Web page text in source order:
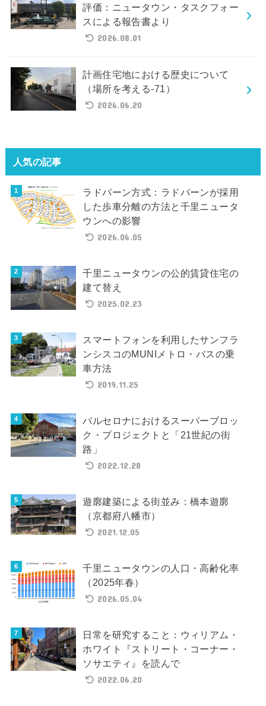
評価：ニュータウン・タスクフォー
スによる報告書より
2026.08.01
計画住宅地における歴史について
（場所を考える-71）
2026.06.20
人気の記事
ラドバーン方式：ラドバーンが採用
した歩車分離の方法と千里ニュータ
ウンへの影響
2026.06.05
千里ニュータウンの公的賃貸住宅の
建て替え
2025.02.23
スマートフォンを利用したサンフラ
ンシスコのMUNIメトロ・バスの乗
車方法
2019.11.25
バルセロナにおけるスーパーブロッ
ク・プロジェクトと「21世紀の街
路」
2022.12.28
遊廓建築による街並み：橋本遊廓
（京都府八幡市）
2021.12.05
千里ニュータウンの人口・高齢化率
（2025年春）
2026.05.04
日常を研究すること：ウィリアム・
ホワイト『ストリート・コーナー・
ソサエティ』を読んで
2022.06.20